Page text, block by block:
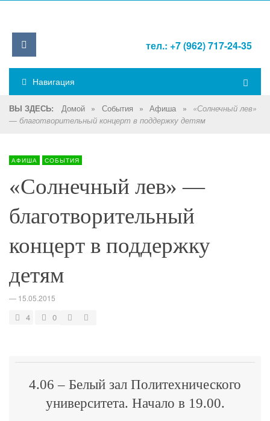
тел.: +7 (962) 717-24-35
Навигация
ВЫ ЗДЕСЬ: Домой » События » Афиша »
«Солнечный лев»
— благотворительный концерт в поддержку детям
АФИША СОБЫТИЯ
«Солнечный лев» —
благотворительный
концерт в поддержку
детям
— 15.05.2015
4 0
4.06 – Белый зал Политехнического
университета. Начало в 19.00.